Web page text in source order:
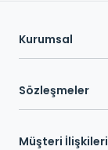
Kurumsal
Sözleşmeler
Müşteri İlişkileri